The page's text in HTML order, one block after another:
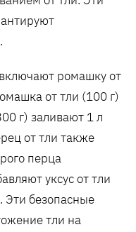
ромашку от
от тли (100 г)
г) заливают 1 л
от тли также
перца
уксус от тли
Эти безопасные
тли на